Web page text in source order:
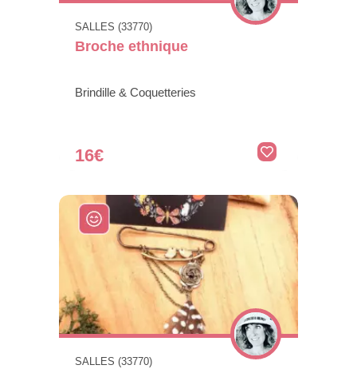
SALLES (33770)
Broche ethnique
Brindille & Coquetteries
16€
SALLES (33770)